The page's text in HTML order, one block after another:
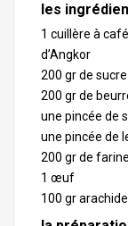
les
1 cuillère à
d’Angkor
200 gr de sucre
200 gr de
une pincée de
une pincée de
200 gr de farine
1 œuf
100 gr